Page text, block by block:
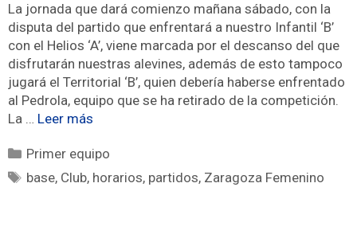
La jornada que dará comienzo mañana sábado, con la
disputa del partido que enfrentará a nuestro Infantil ‘B’
con el Helios ‘A’, viene marcada por el descanso del que
disfrutarán nuestras alevines, además de esto tampoco
jugará el Territorial ‘B’, quien debería haberse enfrentado
al Pedrola, equipo que se ha retirado de la competición.
La … Leer más
Primer equipo
base, Club, horarios, partidos, Zaragoza Femenino